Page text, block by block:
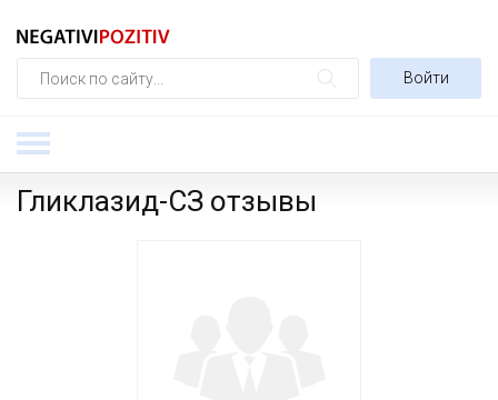
Войти
Гликлазид-СЗ отзывы